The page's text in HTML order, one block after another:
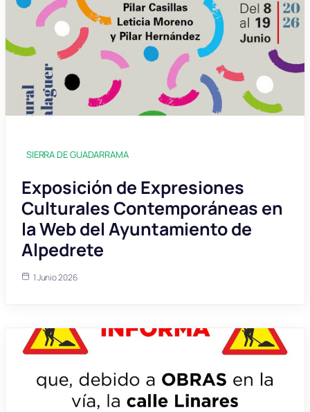
SIERRA DE GUADARRAMA
Exposición de Expresiones
Culturales Contemporáneas en
la Web del Ayuntamiento de
Alpedrete
1 Junio 2026